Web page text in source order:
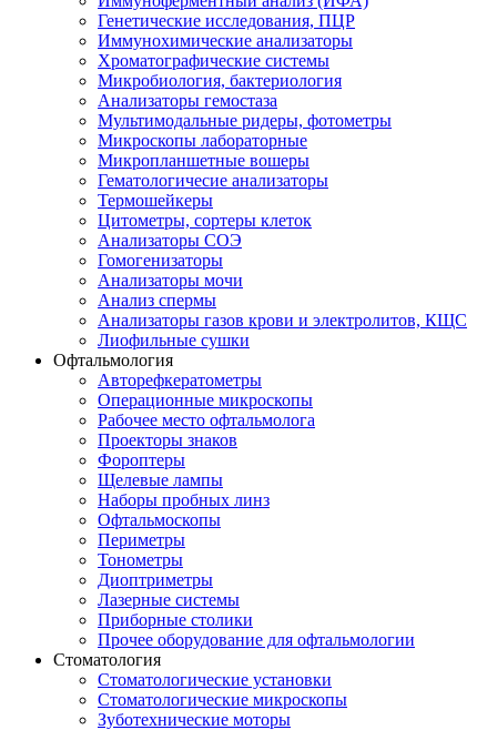
Генетические исследования, ПЦР
Иммунохимические анализаторы
Хроматографические системы
Микробиология, бактериология
Анализаторы гемостаза
Мультимодальные ридеры, фотометры
Микроскопы лабораторные
Микропланшетные вошеры
Гематологичесие анализаторы
Термошейкеры
Цитометры, сортеры клеток
Анализаторы СОЭ
Гомогенизаторы
Анализаторы мочи
Анализ спермы
Анализаторы газов крови и электролитов, КЩС
Лиофильные сушки
Офтальмология
Авторефкератометры
Операционные микроскопы
Рабочее место офтальмолога
Проекторы знаков
Фороптеры
Щелевые лампы
Наборы пробных линз
Офтальмоскопы
Периметры
Тонометры
Диоптриметры
Лазерные системы
Приборные столики
Прочее оборудование для офтальмологии
Стоматология
Стоматологические установки
Стоматологические микроскопы
Зуботехнические моторы